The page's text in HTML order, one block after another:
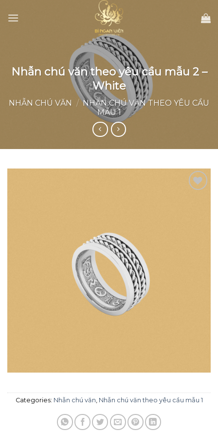
Nhẫn chú văn theo yêu cầu mẫu 2 –
White
NHẪN CHÚ VĂN / NHẪN CHÚ VĂN THEO YÊU CẦU
MẪU 1
Categories: Nhẫn chú văn, Nhẫn chú văn theo yêu cầu mẫu 1